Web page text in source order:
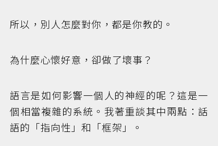
所以，別人怎麼對你，都是你教的。
為什麼心懷好意，卻做了壞事？
語言是如何影響一個人的神經的呢？這是一
個相當複雜的系統。我著重談其中兩點：話
語的「指向性」和「框架」。